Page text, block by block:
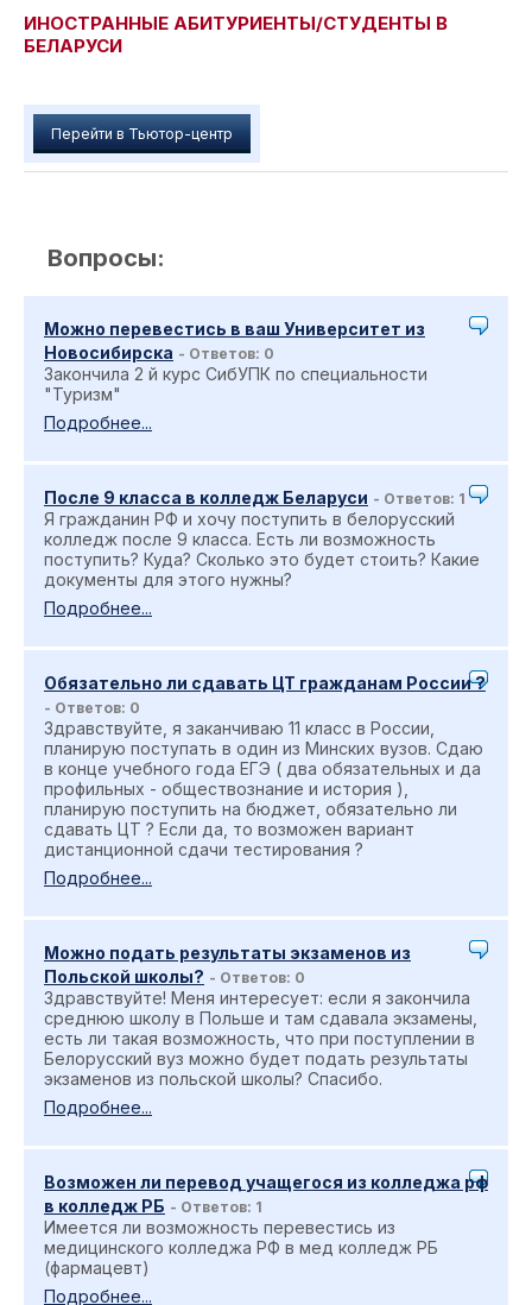
ИНОСТРАННЫЕ АБИТУРИЕНТЫ/СТУДЕНТЫ В
БЕЛАРУСИ
Перейти в Тьютор-центр
Вопросы:
Можно перевестись в ваш Университет из
Новосибирска - Ответов: 0
Закончила 2 й курс СибУПК по специальности
"Туризм"
Подробнее...
После 9 класса в колледж Беларуси - Ответов: 1
Я гражданин РФ и хочу поступить в белорусский
колледж после 9 класса. Есть ли возможность
поступить? Куда? Сколько это будет стоить? Какие
документы для этого нужны?
Подробнее...
Обязательно ли сдавать ЦТ гражданам России ?
- Ответов: 0
Здравствуйте, я заканчиваю 11 класс в России,
планирую поступать в один из Минских вузов. Сдаю
в конце учебного года ЕГЭ ( два обязательных и да
профильных - обществознание и история ),
планирую поступить на бюджет, обязательно ли
сдавать ЦТ ? Если да, то возможен вариант
дистанционной сдачи тестирования ?
Подробнее...
Можно подать результаты экзаменов из
Польской школы? - Ответов: 0
Здравствуйте! Меня интересует: если я закончила
среднюю школу в Польше и там сдавала экзамены,
есть ли такая возможность, что при поступлении в
Белорусский вуз можно будет подать результаты
экзаменов из польской школы? Спасибо.
Подробнее...
Возможен ли перевод учащегося из колледжа рф
в колледж РБ - Ответов: 1
Имеется ли возможность перевестись из
медицинского колледжа РФ в мед колледж РБ
(фармацевт)
Подробнее...